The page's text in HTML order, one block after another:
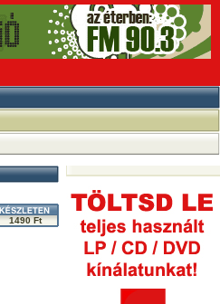
1490 Ft